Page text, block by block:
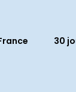
30